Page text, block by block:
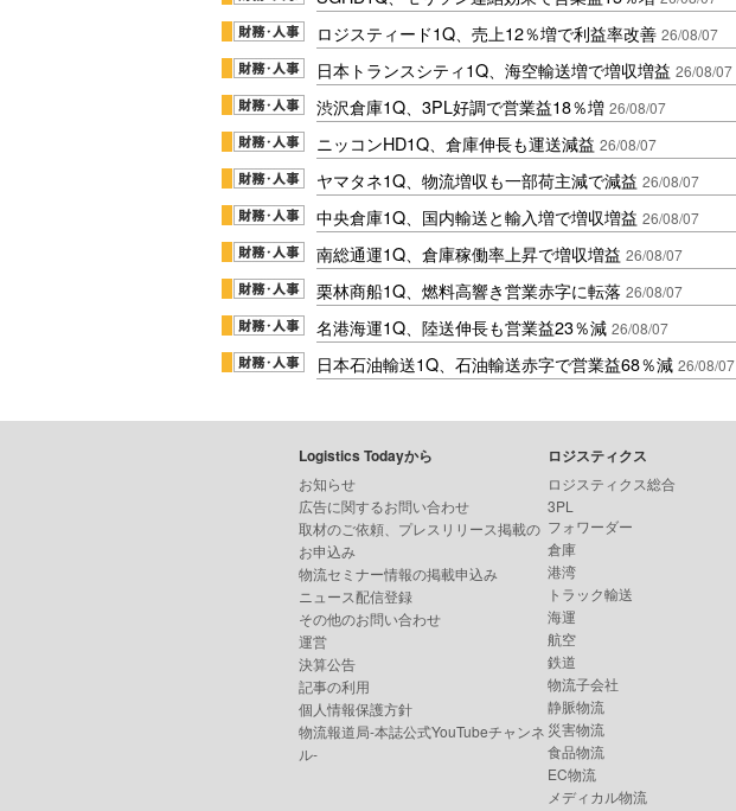
ロジスティード1Q、売上12％増で利益率改善 26/08/07
日本トランスシティ1Q、海空輸送増で増収増益 26/08/07
渋沢倉庫1Q、3PL好調で営業益18％増 26/08/07
ニッコンHD1Q、倉庫伸長も運送減益 26/08/07
ヤマタネ1Q、物流増収も一部荷主減で減益 26/08/07
中央倉庫1Q、国内輸送と輸入増で増収増益 26/08/07
南総通運1Q、倉庫稼働率上昇で増収増益 26/08/07
栗林商船1Q、燃料高響き営業赤字に転落 26/08/07
名港海運1Q、陸送伸長も営業益23％減 26/08/07
日本石油輸送1Q、石油輸送赤字で営業益68％減 26/08/07
Logistics Todayから
お知らせ
広告に関するお問い合わせ
取材のご依頼、プレスリリース掲載の
お申込み
物流セミナー情報の掲載申込み
ニュース配信登録
その他のお問い合わせ
運営
決算公告
記事の利用
個人情報保護方針
物流報道局-本誌公式YouTubeチャンネ
ル-
ロジスティクス
ロジスティクス総合
3PL
フォワーダー
倉庫
港湾
トラック輸送
海運
航空
鉄道
物流子会社
静脈物流
災害物流
食品物流
EC物流
メディカル物流